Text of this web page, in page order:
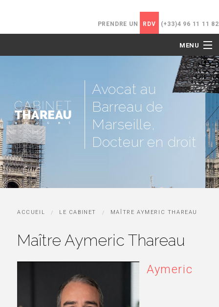
PRENDRE UN RDV (+33)4 96 11 11 82
MENU
NOS COMPÉTENCES
HONORAIRES
ACTUALITÉS
CONTACT
Avocat au
Barreau de
Marseille,
Docteur en droit
ACCUEIL LE CABINET MAÎTRE AYMERIC THAREAU
Maître Aymeric Thareau
Aymeric